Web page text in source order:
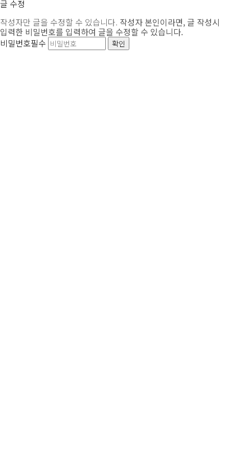
글 수정
작성자만 글을 수정할 수 있습니다. 작성자 본인이라면, 글 작성시
입력한 비밀번호를 입력하여 글을 수정할 수 있습니다.
비밀번호필수